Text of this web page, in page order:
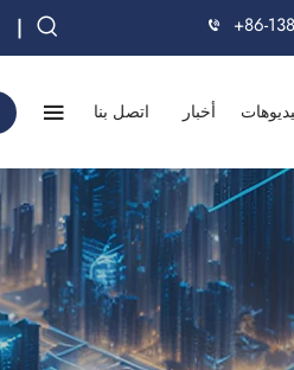
+86-
|
أخبار اتصل بنا